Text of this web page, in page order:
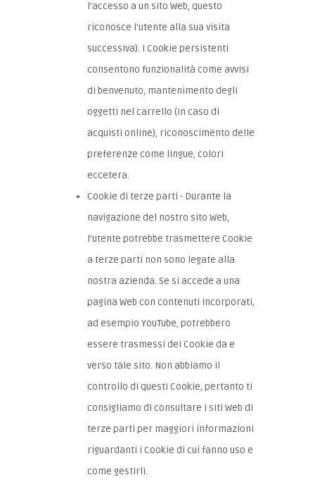
l'accesso a un sito Web, questo
riconosce l'utente alla sua visita
successiva). I Cookie persistenti
consentono funzionalità come avvisi
di benvenuto, mantenimento degli
oggetti nel carrello (in caso di
acquisti online), riconoscimento delle
preferenze come lingue, colori
eccetera.
Cookie di terze parti - Durante la
navigazione del nostro sito Web,
l'utente potrebbe trasmettere Cookie
a terze parti non sono legate alla
nostra azienda. Se si accede a una
pagina Web con contenuti incorporati,
ad esempio YouTube, potrebbero
essere trasmessi dei Cookie da e
verso tale sito. Non abbiamo il
controllo di questi Cookie, pertanto ti
consigliamo di consultare i siti Web di
terze parti per maggiori informazioni
riguardanti i Cookie di cui fanno uso e
come gestirli.